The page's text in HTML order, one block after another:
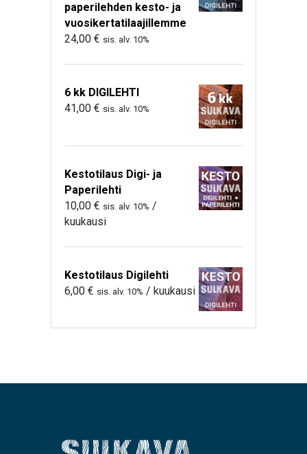
paperilehden kesto- ja
vuosikertatilaajillemme
24,00 € sis. alv. 10%
6 kk DIGILEHTI
41,00 € sis. alv. 10%
Kestotilaus Digi- ja
Paperilehti
10,00 € sis. alv. 10% /
kuukausi
Kestotilaus Digilehti
6,00 € sis. alv. 10% / kuukausi